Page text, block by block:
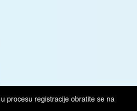
procesu registracije obratite se na